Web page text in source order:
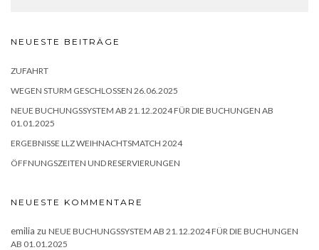
NEUESTE BEITRÄGE
ZUFAHRT
WEGEN STURM GESCHLOSSEN 26.06.2025
NEUE BUCHUNGSSYSTEM AB 21.12.2024 FÜR DIE BUCHUNGEN AB
01.01.2025
ERGEBNISSE LLZ WEIHNACHTSMATCH 2024
ÖFFNUNGSZEITEN UND RESERVIERUNGEN
NEUESTE KOMMENTARE
emilia zu NEUE BUCHUNGSSYSTEM AB 21.12.2024 FÜR DIE BUCHUNGEN
AB 01.01.2025